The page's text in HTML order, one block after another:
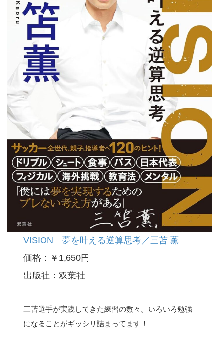
VISION 夢を叶える逆算思考／三苫 薫
価格：￥1,650円
出版社：双葉社
三苫選手が実践してきた練習の数々。いろいろ勉強
になることがギッシリ詰まってます！